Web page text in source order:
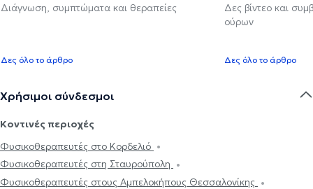
Διάγνωση, συμπτώματα και θεραπείες
Δες όλο το άρθρο
Δες βίντεο και
ούρων
Δες όλο το άρθρο
Χρήσιμοι σύνδεσμοι
Κοντινές περιοχές
Φυσικοθεραπευτές στο Κορδελιό
Φυσικοθεραπευτές στη Σταυρούπολη
Φυσικοθεραπευτές στους Αμπελοκήπους Θεσσαλονίκης